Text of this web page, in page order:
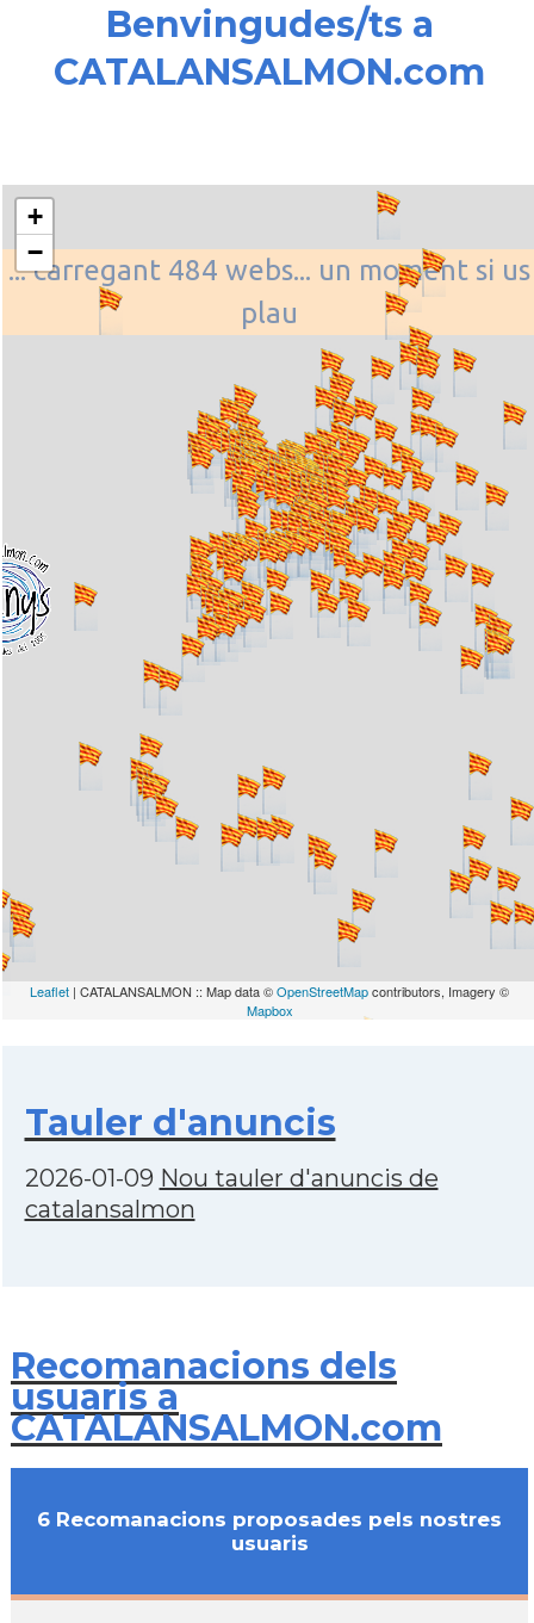
Benvingudes/ts a
CATALANSALMON.com
... carregant 484 webs... un moment si us
plau
+
−
Leaflet | CATALANSALMON :: Map data ©OpenStreetMapcontributors, Imagery ©
Mapbox
Tauler d'anuncis
2026-01-09 Nou tauler d'anuncis de
catalansalmon
Recomanacions dels
usuaris a
CATALANSALMON.com
6 Recomanacions proposades pels nostres
usuaris